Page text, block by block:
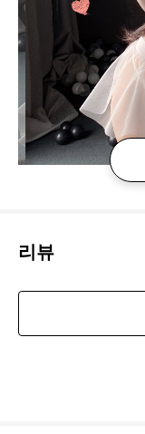
리뷰